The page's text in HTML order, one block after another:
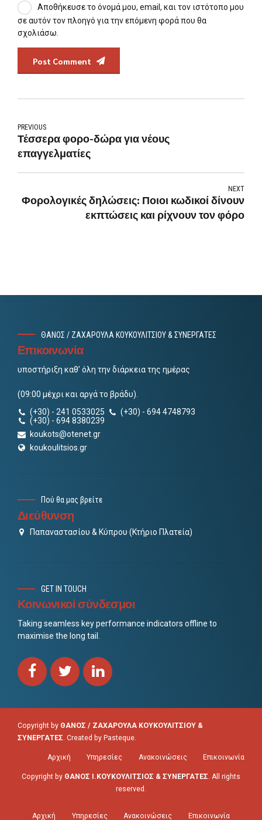
Αποθήκευσε το όνομά μου, email, και τον ιστότοπο μου
σε αυτόν τον πλοηγό για την επόμενη φορά που θα
σχολιάσω.
Post Comment
PREVIOUS
Τέσσερα φορο-δώρα για νέους
επαγγελματίες
NEXT
Φορολογικές δηλώσεις: Ποιοι κωδικοί δίνουν
εκπτώσεις και ρίχνουν τον φόρο
ΘΑΝΟΣ / ΖΑΧΑΡΟΥΛΑ ΚΟΥΚΟΥΛΙΤΣΙΟΥ & ΣΥΝΕΡΓΑΤΕΣ
Επικοινωνία
υποστήριξη καθ’ όλη την διάρκεια της ημέρας
(09:00 μέχρι και αργά το βράδυ).
(+30) - 241 0533025
(+30) - 694 4748793
(+30) - 694 8380239
koukots@otenet.gr
koukoulitsios.gr
Πού θα μας βρείτε
Διεύθυνση
Παπαναστασίου & Κύπρου (Κτήριο Πλατεία)
GET IN TOUCH
Κοινωνικοί σύνδεσμοι
Taking seamless key performance indicators offline to
maximise the long tail.
Copyright by ΘΑΝΟΣ / ΖΑΧΑΡΟΥΛΑ ΚΟΥΚΟΥΛΙΤΣΙΟΥ &
ΣΥΝΕΡΓΑΤΕΣ . Created by Pasteque
Αρχική Υπηρεσίες Ανακοινώσεις Επικοινωνία
Copyright by ΘΑΝΟΣ Ι.ΚΟΥΚΟΥΛΙΤΣΙΟΣ & ΣΥΝΕΡΓΑΤΕΣ. All rights
reserved.
Αρχική Υπηρεσίες Ανακοινώσεις Επικοινωνία